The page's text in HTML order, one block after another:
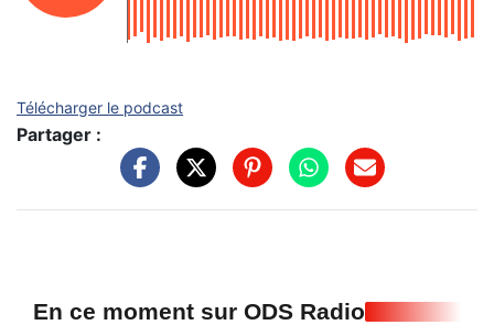
Télécharger le podcast
Partager :
En ce moment sur ODS Radio